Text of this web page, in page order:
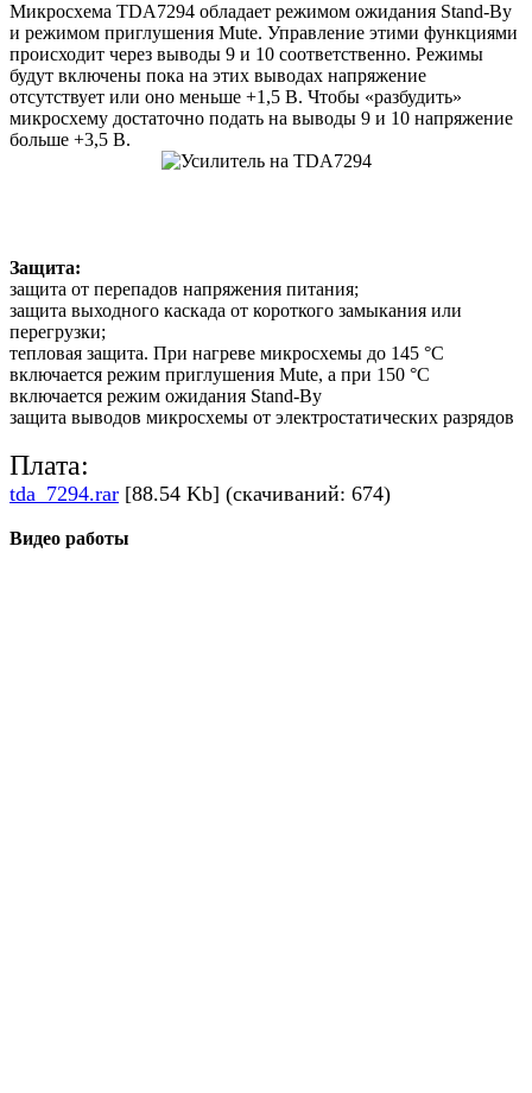
Микросхема TDA7294 обладает режимом ожидания Stand-By
и режимом приглушения Mute. Управление этими функциями
происходит через выводы 9 и 10 соответственно. Режимы
будут включены пока на этих выводах напряжение
отсутствует или оно меньше +1,5 В. Чтобы «разбудить»
микросхему достаточно подать на выводы 9 и 10 напряжение
больше +3,5 В.
Защита:
защита от перепадов напряжения питания;
защита выходного каскада от короткого замыкания или
перегрузки;
тепловая защита. При нагреве микросхемы до 145 °С
включается режим приглушения Mute, а при 150 °С
включается режим ожидания Stand-By
защита выводов микросхемы от электростатических разрядов
Плата:
tda_7294.rar [88.54 Kb] (скачиваний: 674)
Видео работы